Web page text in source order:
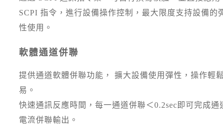
SCPI 指令，進行設備操作控制，最大限度支持設備的
性使用。
軟體通道併聯
提供通道軟體併聯功能， 擴大設備使用彈性，操作輕
易。
快速通訊反應時間，每一通道併聯＜0.2sec即可完成通
電流併聯輸出。